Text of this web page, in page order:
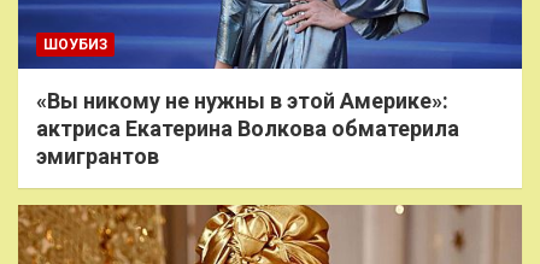
ШОУБИЗ
«Вы никому не нужны в этой Америке»:
актриса Екатерина Волкова обматерила
эмигрантов